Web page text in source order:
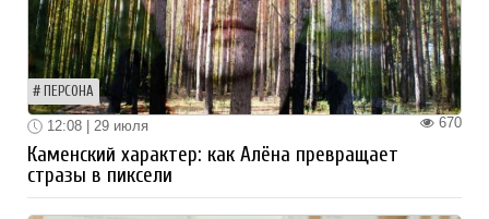
ПЕРСОНА
670
12:08 | 29 июля
Каменский характер: как Алёна превращает
стразы в пиксели